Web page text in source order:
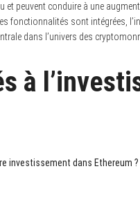
peuvent conduire à une
fonctionnalités sont intégrées,
dans l’univers des
à
investissement dans Ethereum ?